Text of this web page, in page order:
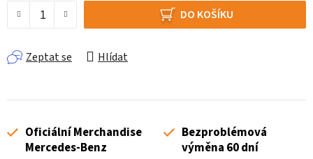
DO KOŠÍKU
Zeptat se Hlídat
Oficiální Merchandise
Mercedes-Benz
Bezproblémová
výměna 60 dní